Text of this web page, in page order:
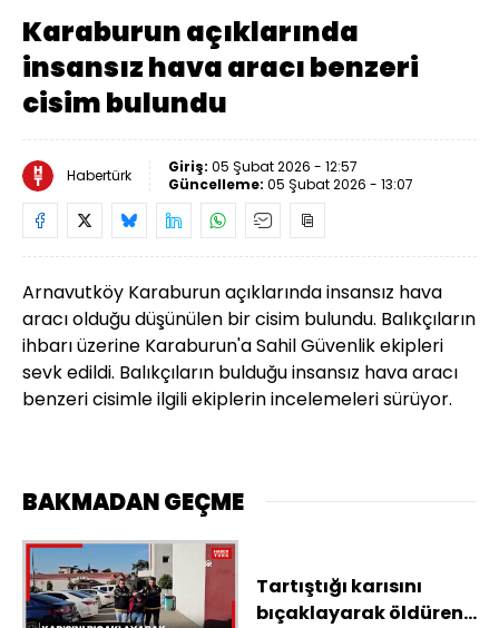
Karaburun açıklarında
insansız hava aracı benzeri
cisim bulundu
Habertürk Giriş: 05 Şubat 2026 - 12:57
Güncelleme: 05 Şubat 2026 - 13:07
Arnavutköy Karaburun açıklarında insansız hava
aracı olduğu düşünülen bir cisim bulundu. Balıkçıların
ihbarı üzerine Karaburun'a Sahil Güvenlik ekipleri
sevk edildi. Balıkçıların bulduğu insansız hava aracı
benzeri cisimle ilgili ekiplerin incelemeleri sürüyor.
BAKMADAN GEÇME
Tartıştığı karısını
bıçaklayarak öldüren